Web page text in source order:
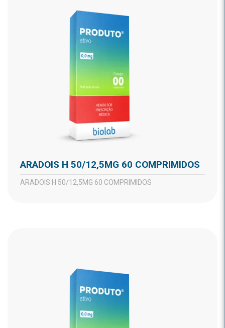
ARADOIS H 50/12,5MG 60 COMPRIMIDOS
ARADOIS H 50/12,5MG 60 COMPRIMIDOS